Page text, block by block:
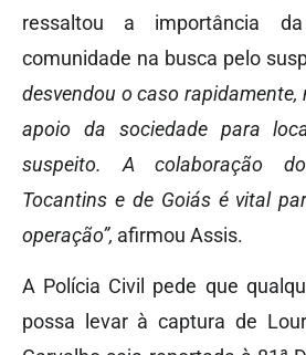
ressaltou a importância
comunidade na busca pelo
desvendou o caso
apoio da sociedade para
suspeito. A colaboração
Tocantins e de Goiás é vital
operação”, afirmou Assis.
A Polícia Civil pede que
possa levar à captura de